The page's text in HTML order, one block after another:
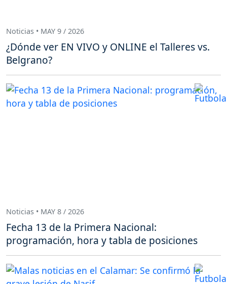
Noticias • MAY 9 / 2026
¿Dónde ver EN VIVO y ONLINE el Talleres vs.
Belgrano?
Noticias • MAY 8 / 2026
Fecha 13 de la Primera Nacional:
programación, hora y tabla de posiciones